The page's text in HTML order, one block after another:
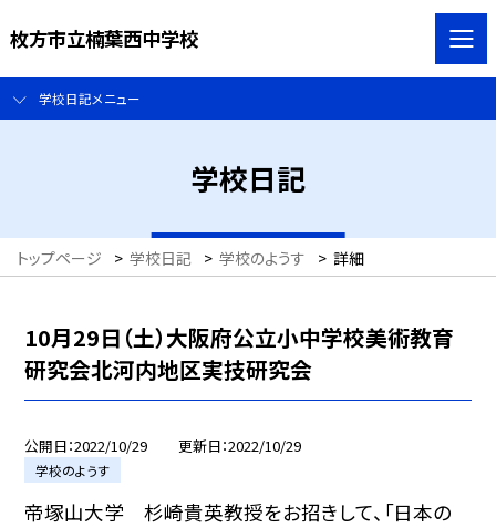
枚方市立楠葉西中学校
学校日記メニュー
学校日記
トップページ > 学校日記 > 学校のようす > 詳細
10月29日（土）大阪府公立小中学校美術教育
研究会北河内地区実技研究会
公開日 2022/10/29 更新日 2022/10/29
学校のようす
帝塚山大学 杉崎貴英教授をお招きして、「日本の